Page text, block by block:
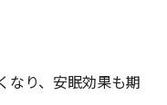
り、安眠効果も期